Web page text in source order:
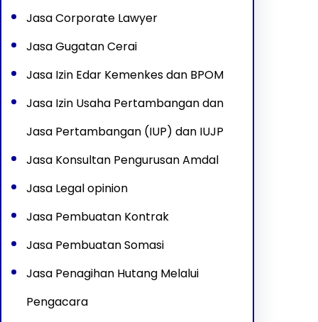
Jasa Corporate Lawyer
Jasa Gugatan Cerai
Jasa Izin Edar Kemenkes dan BPOM
Jasa Izin Usaha Pertambangan dan
Jasa Pertambangan (IUP) dan IUJP
Jasa Konsultan Pengurusan Amdal
Jasa Legal opinion
Jasa Pembuatan Kontrak
Jasa Pembuatan Somasi
Jasa Penagihan Hutang Melalui
Pengacara